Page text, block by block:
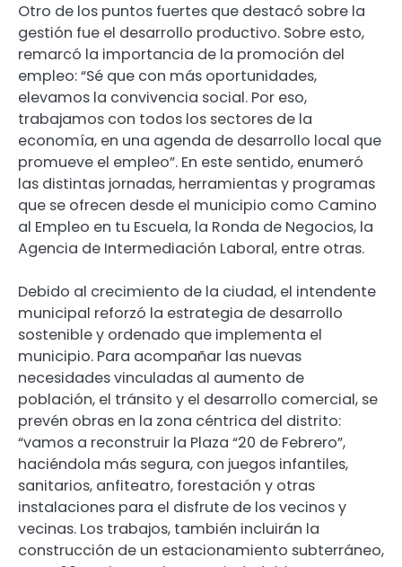
Otro de los puntos fuertes que destacó sobre la
gestión fue el desarrollo productivo. Sobre esto,
remarcó la importancia de la promoción del
empleo: “Sé que con más oportunidades,
elevamos la convivencia social. Por eso,
trabajamos con todos los sectores de la
economía, en una agenda de desarrollo local que
promueve el empleo”. En este sentido, enumeró
las distintas jornadas, herramientas y programas
que se ofrecen desde el municipio como Camino
al Empleo en tu Escuela, la Ronda de Negocios, la
Agencia de Intermediación Laboral, entre otras.
Debido al crecimiento de la ciudad, el intendente
municipal reforzó la estrategia de desarrollo
sostenible y ordenado que implementa el
municipio. Para acompañar las nuevas
necesidades vinculadas al aumento de
población, el tránsito y el desarrollo comercial, se
prevén obras en la zona céntrica del distrito:
“vamos a reconstruir la Plaza “20 de Febrero”,
haciéndola más segura, con juegos infantiles,
sanitarios, anfiteatro, forestación y otras
instalaciones para el disfrute de los vecinos y
vecinas. Los trabajos, también incluirán la
construcción de un estacionamiento subterráneo,